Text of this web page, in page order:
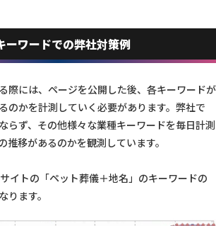
ーワードでの弊社対策例
際には、ページを公開した後、各キーワードが
のかを計測していく必要があります。弊社で
らず、その他様々な業種キーワードを毎日計測
推移があるのかを観測しています。
イトの「ペット葬儀＋地名」のキーワードの
ります。